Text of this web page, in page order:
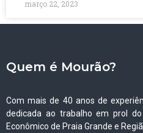
março 22, 2023
Quem é Mourão?
Com mais de 40 anos de
dedicada ao trabalho em prol
Econômico de Praia Grande e